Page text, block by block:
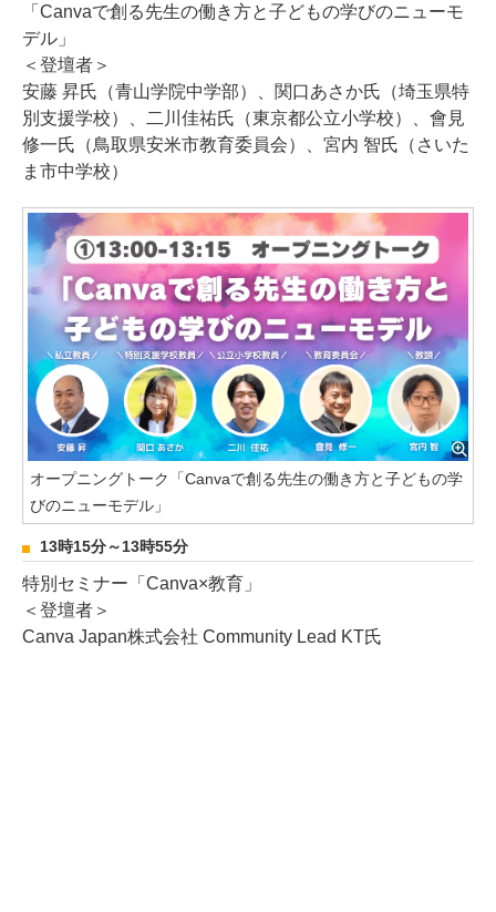
「Canvaで創る先生の働き方と子どもの学びのニューモ
デル」
＜登壇者＞
安藤 昇氏（青山学院中学部）、関口あさか氏（埼玉県特
別支援学校）、二川佳祐氏（東京都公立小学校）、會見
修一氏（鳥取県安米市教育委員会）、宮内 智氏（さいた
ま市中学校）
オープニングトーク「Canvaで創る先生の働き方と子どもの学
びのニューモデル」
13時15分～13時55分
特別セミナー「Canva×教育」
＜登壇者＞
Canva Japan株式会社 Community Lead KT氏